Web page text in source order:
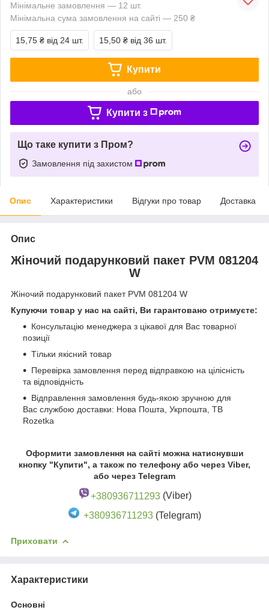
Мінімальне замовлення — 12 шт.
Мінімальна сума замовлення на сайті — 250 ₴
15,75 ₴ від 24 шт. 15,50 ₴ від 36 шт.
Купити
або
Купити з
Що таке купити з Пром?
Замовлення під захистом
Опис Характеристики Відгуки про товар Доставка
Опис
Жіночий подарунковий пакет PVM 081204
W
Жіночий подарунковий пакет PVM 081204 W
Купуючи товар у нас на сайті, Ви гарантовано отримуєте:
Консультацію менеджера з цікавої для Вас товарної
позиції
Тільки якісний товар
Перевірка замовлення перед відправкою на цілісність
та відповідність
Відправлення замовлення будь-якою зручною для
Вас службою доставки: Нова Пошта, Укрпошта, ТВ
Rozetka
Оформити замовлення на сайті можна натиснувши
кнопку "Купити", а також по телефону або через Viber,
або через Telegram
+380936711293(Viber)
+380936711293 (Telegram)
Приховати
Характеристики
Основні